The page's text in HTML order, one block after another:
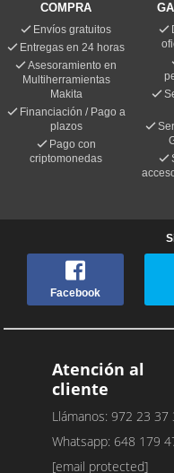
COMPRA
Envíos gratuitos
Entregas en 24 horas
Asesoramiento en
Multiherramientas
Makita
Financiación / Pago a
plazos
Pago con
criptomonedas
Facebook
Atención al
cliente
Llámanos: 972 23 37
Whatsapp: 648 179
[email protected]